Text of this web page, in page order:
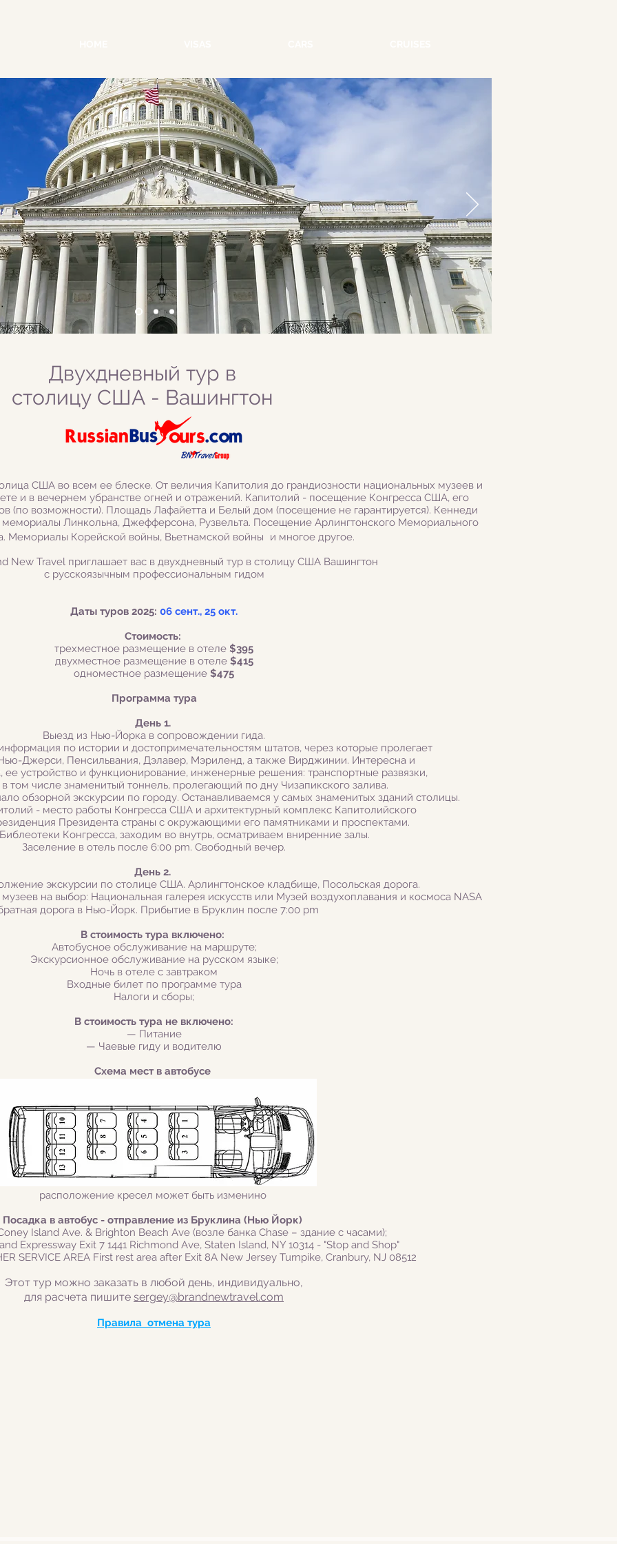
Двухдневный тур в
столицу США - Вашингтон
США во всем ее блеске. От величия Капитолия до грандиозности национальных музеев и
и в вечернем убранстве огней и отражений. Капитолий - посещение Конгресса США, его
(по возможности). Площадь Лафайетта и Белый дом (посещение не гарантируется). Кеннеди
мемориалы Линкольна, Джефферсона, Рузвельта. Посещение Арлингтонского Мемориального
Мемориалы Корейской войны, Вьетнамской войны
и многое другое.
New Travel приглашает вас в двухдневный тур в столицу США Вашингтон
с русскоязычным профессиональным гидом
Даты туров 2025: 06 сент., 25 окт.
Стоимость:
трехместное размещение в отеле $395
двухместное размещение в отеле $415
одноместное размещение $475
Программа тура
День 1.
Выезд из Нью-Йорка в сопровождении гида.
по истории и достопримечательностям штатов, через которые пролегает
Джерси, Пенсильвания, Дэлавер, Мэриленд, а также Вирджинии. Интересна и
ее устройство и функционирование, инженерные решения: транспортные развязки,
том числе знаменитый тоннель, пролегающий по дну Чизапикского залива.
обзорной экскурсии по городу. Останавливаемся у самых знаменитых зданий столицы.
- место работы Конгресса США и архитектурный комплекс Капитолийского
Президента страны с окружающими его памятниками и проспектами.
Конгресса, заходим во внутрь, осматриваем вниренние залы.
Заселение в отель после 6:00 pm. Свободный вечер.
День 2.
экскурсии по столице США. Арлингтонское кладбище, Посольская дорога.
на выбор: Национальная галерея искусств или Музей воздухоплавания и космоса NASA
дорога в Нью-Йорк. Прибытие в Бруклин после 7:00 pm
В стоимость тура включено:
Автобусное обслуживание на маршруте;
Экскурсионное обслуживание на русском языке;
Ночь в отеле с завтраком
Входные билет по программе тура
Налоги и сборы;
В стоимость тура не включено:
— Питание
— Чаевые гиду и водителю
Схема мест в автобусе
расположение кресел может быть изменино
Посадка в автобус - отправление из Бруклина (Нью Йорк)
Island Ave. & Brighton Beach Ave (возле банка Chase – здание с часами);
Expressway Exit 7 1441 Richmond Ave, Staten Island, NY 10314 - "Stop and Shop"
SERVICE AREA First rest area after Exit 8A New Jersey Turnpike, Cranbury, NJ 08512
Этот тур можно заказать в любой день, индивидуально,
для расчета пишите sergey@brandnewtravel.com
Правила отмена тура